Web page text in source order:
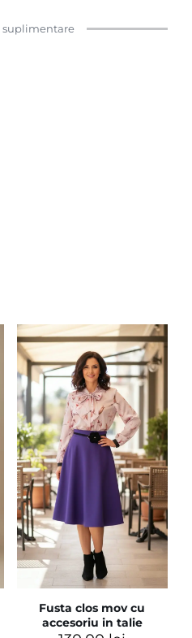
Fusta clos mov cu
accesoriu in talie